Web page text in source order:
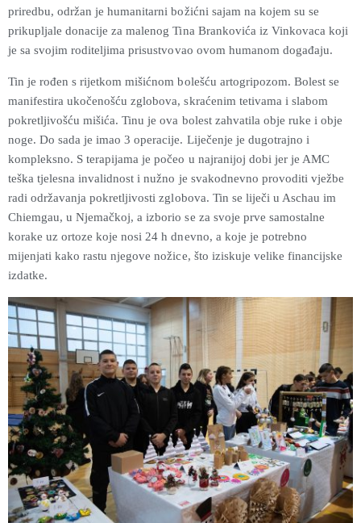
priredbu, održan je humanitarni božićni sajam na kojem su se
prikupljale donacije za malenog Tina Brankovića iz Vinkovaca koji
je sa svojim roditeljima prisustvovao ovom humanom događaju.
Tin je rođen s rijetkom mišićnom bolešću artogripozom. Bolest se
manifestira ukočenošću zglobova, skraćenim tetivama i slabom
pokretljivošću mišića. Tinu je ova bolest zahvatila obje ruke i obje
noge. Do sada je imao 3 operacije. Liječenje je dugotrajno i
kompleksno. S terapijama je počeo u najranijoj dobi jer je AMC
teška tjelesna invalidnost i nužno je svakodnevno provoditi vježbe
radi održavanja pokretljivosti zglobova. Tin se liječi u Aschau im
Chiemgau, u Njemačkoj, a izborio se za svoje prve samostalne
korake uz ortoze koje nosi 24 h dnevno, a koje je potrebno
mijenjati kako rastu njegove nožice, što iziskuje velike financijske
izdatke.